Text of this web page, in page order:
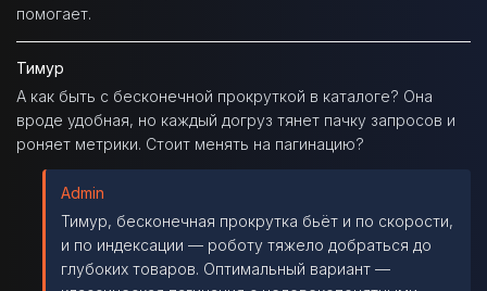
помогает.
Тимур
А как быть с бесконечной прокруткой в каталоге? Она
вроде удобная, но каждый догруз тянет пачку запросов и
роняет метрики. Стоит менять на пагинацию?
Admin
Тимур, бесконечная прокрутка бьёт и по скорости,
и по индексации — роботу тяжело добраться до
глубоких товаров. Оптимальный вариант —